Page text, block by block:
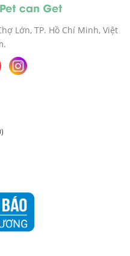
Lớn, TP. Hồ Chí Minh, Việt